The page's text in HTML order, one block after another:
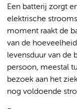
Een batterij zorgt
elektrische
moment raakt de
van de
levensduur van de
persoon, meestal
bezoek aan het
nog voldoende